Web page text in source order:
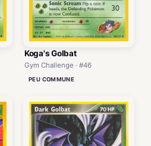
Koga's Golbat
Gym Challenge · #46
PEU COMMUNE